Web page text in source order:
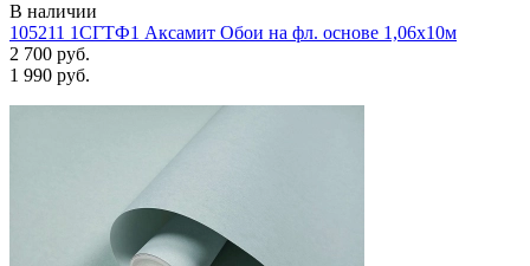
В наличии
105211 1СГТФ1 Аксамит Обои на фл. основе 1,06х10м
2 700 руб.
1 990 руб.